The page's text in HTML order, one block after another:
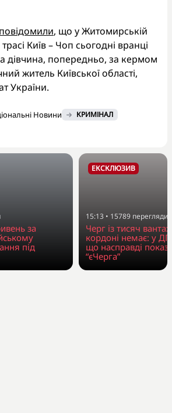
повідомили, що у Житомирській
Київ – Чоп сьогодні вранці
дівчина, попередньо, за кермом
житель Київської області,
України.
Новини КРИМІНАЛ
за
під
ЕКСКЛЮЗИВ
15:13 • 15789 перегляди
Черг із тисяч
кордоні немає: у
що насправді
“єЧерга”